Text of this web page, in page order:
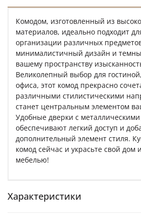
Комодом, изготовленный из
материалов, идеально подходит
организации различных
минималистичный дизайн и
вашему пространству
Великолепный выбор для
офиса, этот комод прекрасно
различными стилистическими
станет центральным элементом
Удобные дверки с
обеспечивают легкий доступ и
дополнительный элемент стиля.
комод сейчас и украсьте свой дом
мебелью!
Характеристики